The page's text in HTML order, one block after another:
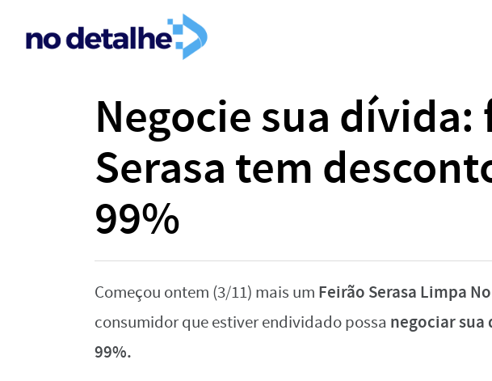
Negocie sua dívida:
Serasa tem
99%
Começou ontem (3/11) mais um Feirão Serasa Limpa
consumidor que estiver endividado possa negociar sua
99%.